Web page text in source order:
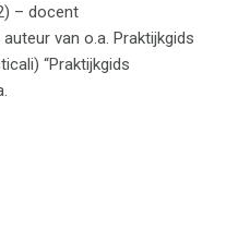
– docent
van o.a. Praktijkgids
“Praktijkgids